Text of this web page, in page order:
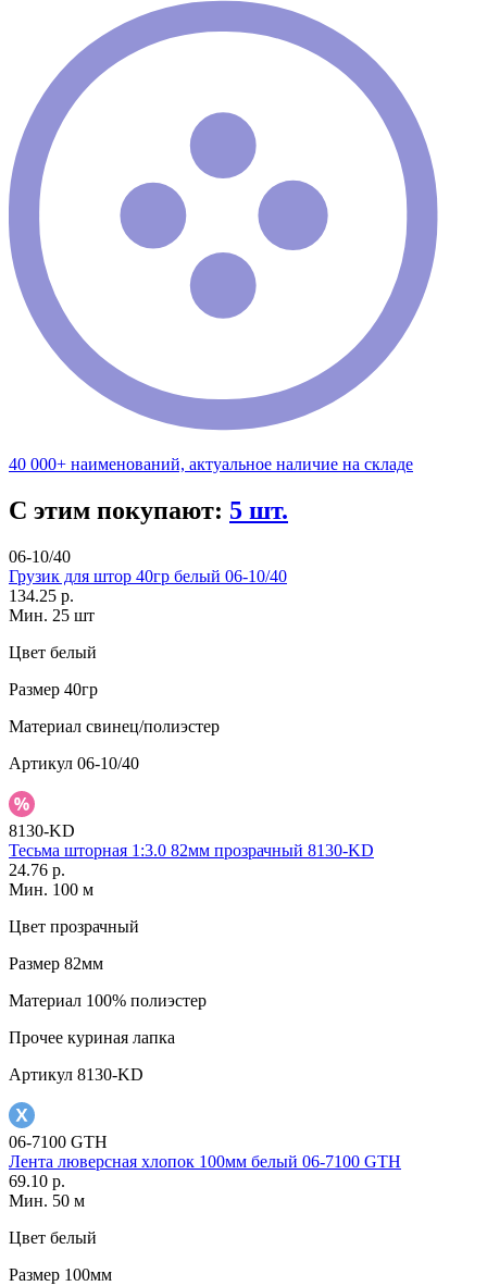
40 000+ наименований, актуальное наличие на складе
С этим покупают: 5 шт.
06-10/40
Грузик для штор 40гр белый 06-10/40
134.25 р.
Мин. 25 шт
Цвет белый
Размер 40гр
Материал свинец/полиэстер
Артикул 06-10/40
8130-KD
Тесьма шторная 1:3.0 82мм прозрачный 8130-KD
24.76 р.
Мин. 100 м
Цвет прозрачный
Размер 82мм
Материал 100% полиэстер
Прочее куриная лапка
Артикул 8130-KD
06-7100 GTH
Лента люверсная хлопок 100мм белый 06-7100 GTH
69.10 р.
Мин. 50 м
Цвет белый
Размер 100мм